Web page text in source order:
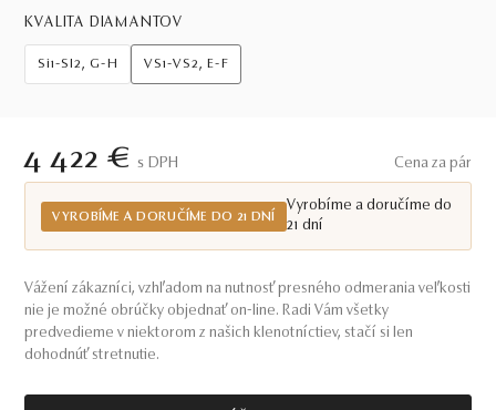
KVALITA DIAMANTOV
Si1-SI2, G-H VS1-VS2, E-F
4 422 € S DPH Cena za pár
VYROBÍME A DORUČÍME DO 21 DNÍ
Vyrobíme a doručíme do
21 dní
Vážení zákazníci, vzhľadom na nutnosť presného odmerania veľkosti
nie je možné obrúčky objednať on-line. Radi Vám všetky
predvedieme v niektorom z našich klenotníctiev, stačí si len
dohodnúť stretnutie.